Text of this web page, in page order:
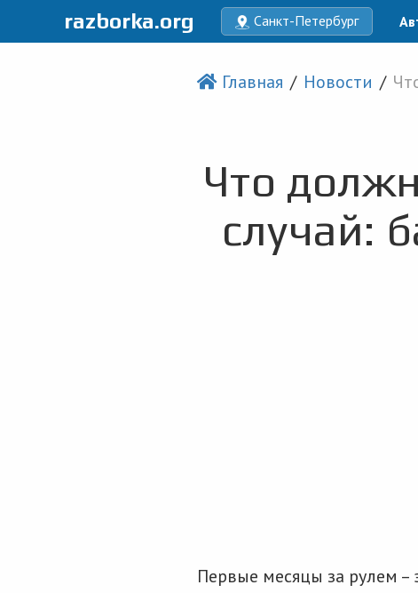
razborka.org Санкт-Петербург
Главная Новости
Что
случай:
Первые месяцы за рулем –